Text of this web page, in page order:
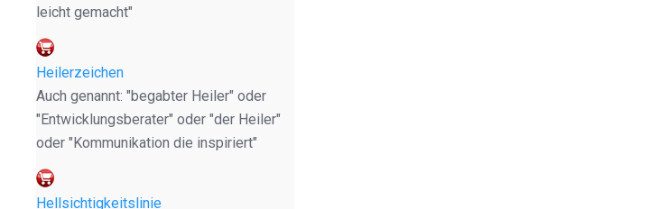
leicht gemacht"
Heilerzeichen
Auch genannt: "begabter Heiler" oder
"Entwicklungsberater" oder "der Heiler"
oder "Kommunikation die inspiriert"
Hellsichtigkeitslinie